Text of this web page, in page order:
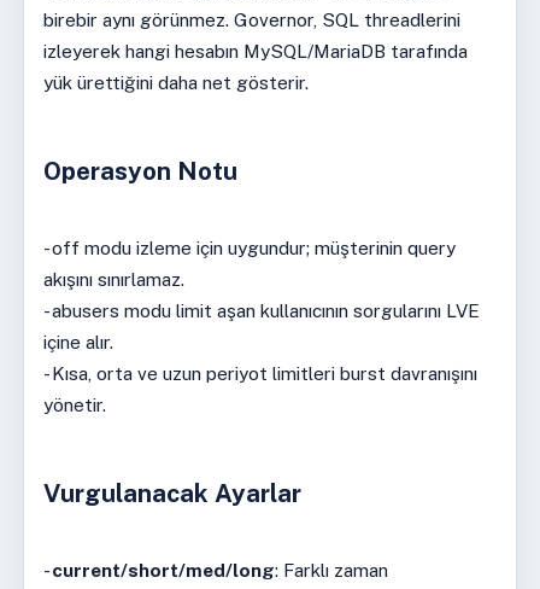
birebir aynı görünmez. Governor, SQL threadlerini
izleyerek hangi hesabın MySQL/MariaDB tarafında
yük ürettiğini daha net gösterir.
Operasyon Notu
- off modu izleme için uygundur; müşterinin query
akışını sınırlamaz.
- abusers modu limit aşan kullanıcının sorgularını LVE
içine alır.
- Kısa, orta ve uzun periyot limitleri burst davranışını
yönetir.
Vurgulanacak Ayarlar
-current/short/med/long: Farklı zaman